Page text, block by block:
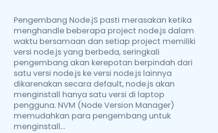
Pengembang Node.jS pasti merasakan ketika
menghandle beberapa project node.js dalam
waktu bersamaan dan setiap project memiliki
versi node.js yang berbeda, seringkali
pengembang akan kerepotan berpindah dari
satu versi node.js ke versi node.js lainnya
dikarenakan secara default, node.js akan
menginstall hanya satu versi di laptop
pengguna. NVM (Node Version Manager)
memudahkan para pengembang untuk
menginstall…